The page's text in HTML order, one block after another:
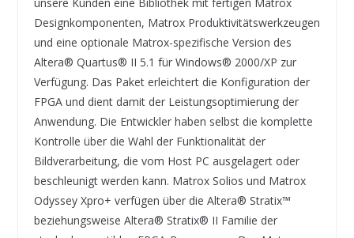
Designkomponenten, Matrox Produktivitätswerkzeugen
und eine optionale Matrox-spezifische Version des
Altera® Quartus® II 5.1 für Windows® 2000/XP zur
Verfügung. Das Paket erleichtert die Konfiguration der
FPGA und dient damit der Leistungsoptimierung der
Anwendung. Die Entwickler haben selbst die komplette
Kontrolle über die Wahl der Funktionalität der
Bildverarbeitung, die vom Host PC ausgelagert oder
beschleunigt werden kann. Matrox Solios und Matrox
Odyssey Xpro+ verfügen über die Altera® Stratix™
beziehungsweise Altera® Stratix® II Familie der